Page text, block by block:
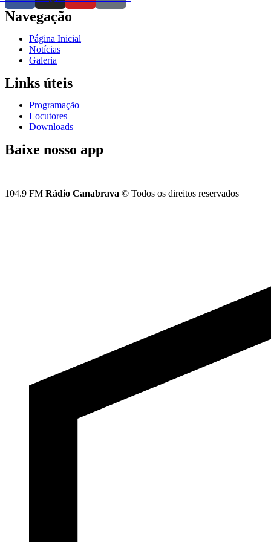
Navegação
Página Inicial
Notícias
Galeria
Links úteis
Programação
Locutores
Downloads
Baixe nosso app
104.9 FM Rádio Canabrava © Todos os direitos reservados